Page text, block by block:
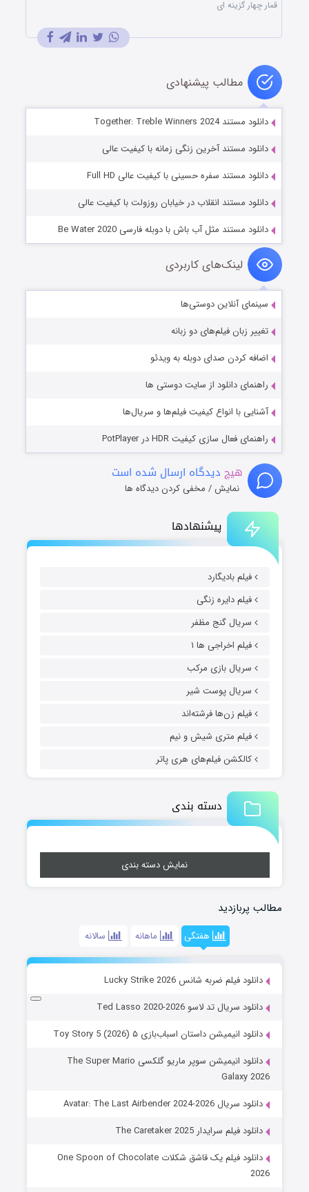
پیشنهادها
فیلم بادیگارد
فیلم دایره زنگی
سریال گنج مظفر
فیلم اخراجی ها ۱
سریال بازی مرکب
سریال پوست شیر
فیلم زن‌ها فرشته‌اند
فیلم متری شیش و نیم
کالکشن فیلم‌های هری پاتر
دسته بندی
نمایش دسته بندی
مطالب پربازدید
هفتگی ماهانه سالانه
دانلود فیلم ضربه شانس Lucky Strike 2026
دانلود سریال تد لاسو Ted Lasso 2020-2026
دانلود انیمیشن داستان اسباب‌بازی ۵ Toy Story 5 (2026)
دانلود انیمیشن سوپر ماریو گلکسی The Super Mario
Galaxy 2026
دانلود سریال Avatar: The Last Airbender 2024-2026
دانلود فیلم سرایدار The Caretaker 2025
دانلود فیلم یک قاشق شکلات One Spoon of Chocolate
2026
قمار چهار گزینه ای
مطالب پیشنهادی
دانلود مستند Together: Treble Winners 2024
دانلود مستند آخرین زنگی زمانه با کیفیت عالی
دانلود مستند سفره حسینی با کیفیت عالی Full HD
دانلود مستند انقلاب در خیابان روزولت با کیفیت عالی
دانلود مستند مثل آب باش با دوبله فارسی Be Water 2020
لینک‌های کاربردی
سینمای آنلاین دوستی‌ها
تغییر زبان فیلم‌های دو زبانه
اضافه کردن صدای دوبله به ویدئو
راهنمای دانلود از سایت دوستی ها
آشنایی با انواع کیفیت فیلم‌ها و سریال‌ها
راهنمای فعال سازی کیفیت HDR در PotPlayer
هیچ دیدگاه ارسال شده است
نمایش / مخفی کردن دیدگاه ها